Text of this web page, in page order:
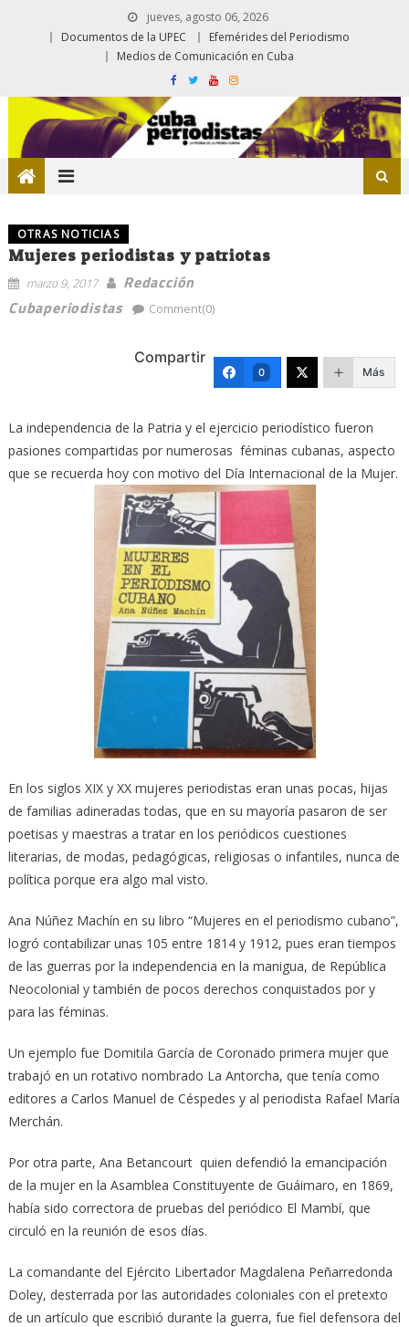
jueves, agosto 06, 2026
Documentos de la UPEC
Efemérides del Periodismo
Medios de Comunicación en Cuba
OTRAS NOTICIAS
Mujeres periodistas y patriotas
marzo 9, 2017
Redacción
Cubaperiodistas
Comment(0)
Compartir
0 Más
La independencia de la Patria y el ejercicio periodístico fueron
pasiones compartidas por numerosas féminas cubanas, aspecto
que se recuerda hoy con motivo del Día Internacional de la Mujer.
En los siglos XIX y XX mujeres periodistas eran unas pocas, hijas
de familias adineradas todas, que en su mayoría pasaron de ser
poetisas y maestras a tratar en los periódicos cuestiones
literarias, de modas, pedagógicas, religiosas o infantiles, nunca de
política porque era algo mal visto.
Ana Núñez Machín en su libro “Mujeres en el periodismo cubano”,
logró contabilizar unas 105 entre 1814 y 1912, pues eran tiempos
de las guerras por la independencia en la manigua, de República
Neocolonial y también de pocos derechos conquistados por y
para las féminas.
Un ejemplo fue Domitila García de Coronado primera mujer que
trabajó en un rotativo nombrado La Antorcha, que tenía como
editores a Carlos Manuel de Céspedes y al periodista Rafael María
Merchán.
Por otra parte, Ana Betancourt quien defendió la emancipación
de la mujer en la Asamblea Constituyente de Guáimaro, en 1869,
había sido correctora de pruebas del periódico El Mambí, que
circuló en la reunión de esos días.
La comandante del Ejército Libertador Magdalena Peñarredonda
Doley, desterrada por las autoridades coloniales con el pretexto
de un artículo que escribió durante la guerra, fue fiel defensora del